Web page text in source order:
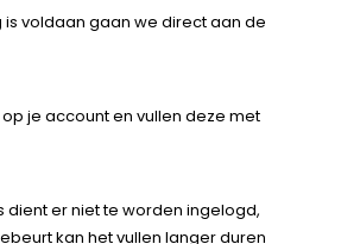
voldaan gaan we direct aan de
je account en vullen deze met
dient er niet te worden ingelogd,
kan het vullen langer duren